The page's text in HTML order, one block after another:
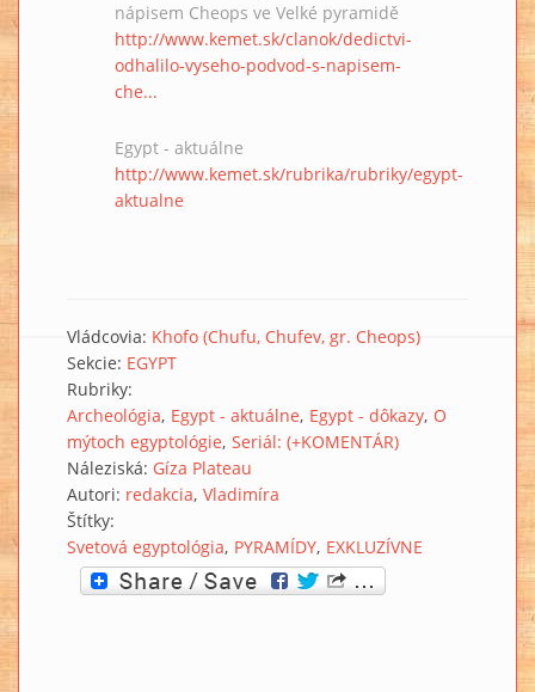
nápisem Cheops ve Velké pyramidě
http://www.kemet.sk/clanok/dedictvi-
odhalilo-vyseho-podvod-s-napisem-
che...
Egypt - aktuálne
http://www.kemet.sk/rubrika/rubriky/egypt-
aktualne
Vládcovia: Khofo (Chufu, Chufev, gr. Cheops)
Sekcie: EGYPT
Rubriky:
Archeológia Egypt - aktuálne Egypt - dôkazy O
mýtoch egyptológie Seriál: (+KOMENTÁR)
Náleziská: Gíza Plateau
Autori: redakcia Vladimíra
Štítky:
Svetová egyptológia PYRAMÍDY EXKLUZÍVNE